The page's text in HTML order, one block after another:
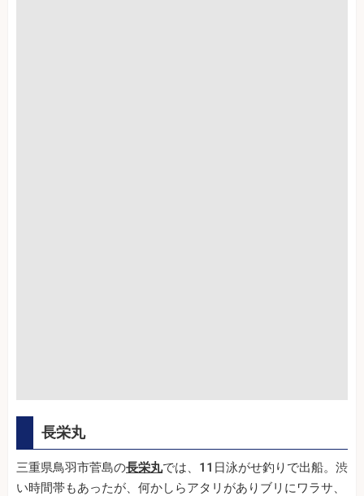
長栄丸
三重県鳥羽市菅島の長栄丸では、11日泳がせ釣りで出船。渋
い時間帯もあったが、何かしらアタリがありブリにワラサ、